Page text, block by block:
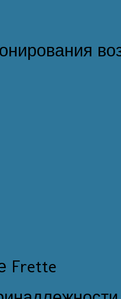
Frette